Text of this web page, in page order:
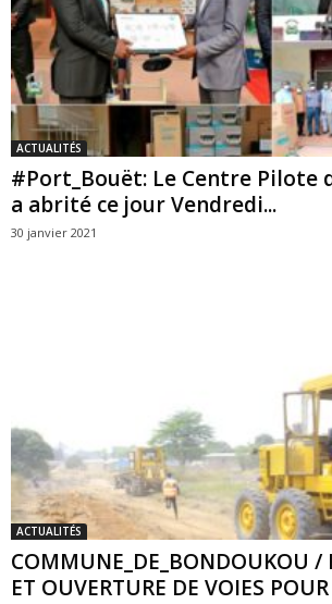
ACTUALITÉS
#Port_Bouët: Le Centre Pilote
a abrité ce jour Vendredi...
30 janvier 2021
ACTUALITÉS
COMMUNE_DE_BONDOUKOU /
ET OUVERTURE DE VOIES